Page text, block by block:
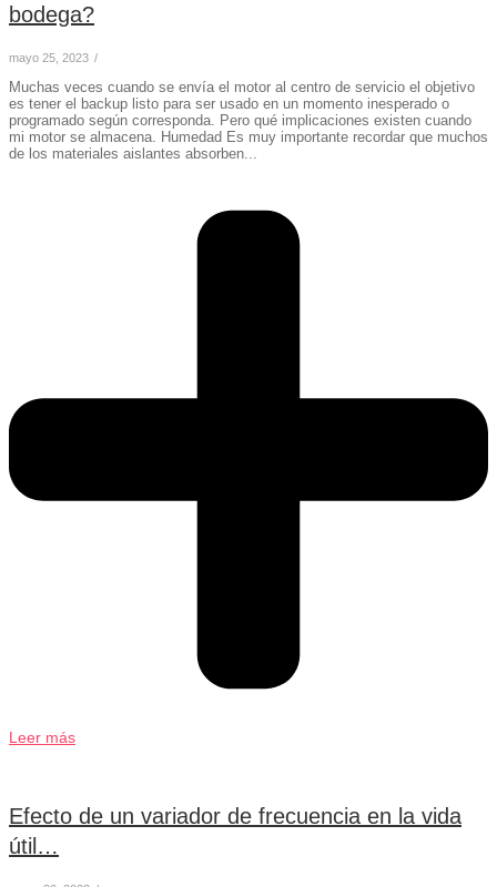
bodega?
mayo 25, 2023 /
Muchas veces cuando se envía el motor al centro de servicio el objetivo
es tener el backup listo para ser usado en un momento inesperado o
programado según corresponda. Pero qué implicaciones existen cuando
mi motor se almacena. Humedad Es muy importante recordar que muchos
de los materiales aislantes absorben...
Leer más
Efecto de un variador de frecuencia en la vida
útil…